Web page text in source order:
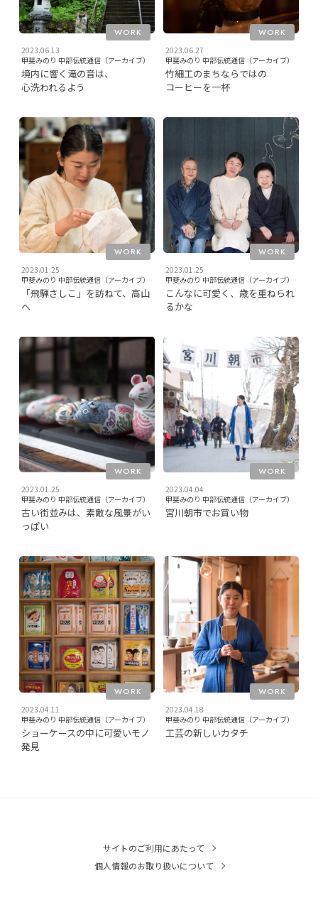
2023.06.13
WORK
甲斐みのり 中部伝統通信（アーカイブ）
境内に響く滝の音は、
心洗われるよう
2023.06.27
WORK
甲斐みのり 中部伝統通信（アーカイブ）
竹細工のまちならではの
コーヒーを一杯
2023.01.25
WORK
甲斐みのり 中部伝統通信（アーカイブ）
「飛騨さしこ」を訪ねて、高山
へ
2023.01.25
WORK
甲斐みのり 中部伝統通信（アーカイブ）
こんなに可愛く、歳を重ねられ
るかな
2023.01.25
WORK
甲斐みのり 中部伝統通信（アーカイブ）
古い街並みは、素敵な風景がい
っぱい
2023.04.04
WORK
甲斐みのり 中部伝統通信（アーカイブ）
宮川朝市でお買い物
2023.04.11
WORK
甲斐みのり 中部伝統通信（アーカイブ）
ショーケースの中に可愛いモノ
発見
2023.04.18
WORK
甲斐みのり 中部伝統通信（アーカイブ）
工芸の新しいカタチ
サイトのご利用にあたって
個人情報のお取り扱いについて